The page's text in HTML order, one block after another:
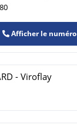
Afficher le numéro
- Viroflay